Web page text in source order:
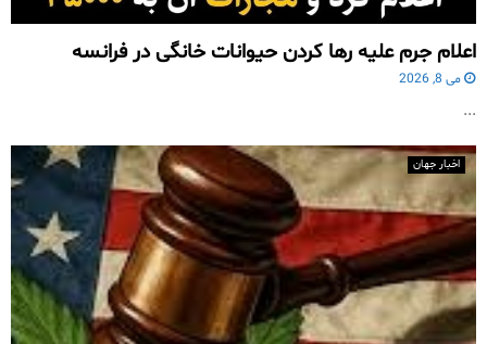
اعلام جرم علیه رها کردن حیوانات خانگی در فرانسه
می 8, 2026
...
اخبار جهان